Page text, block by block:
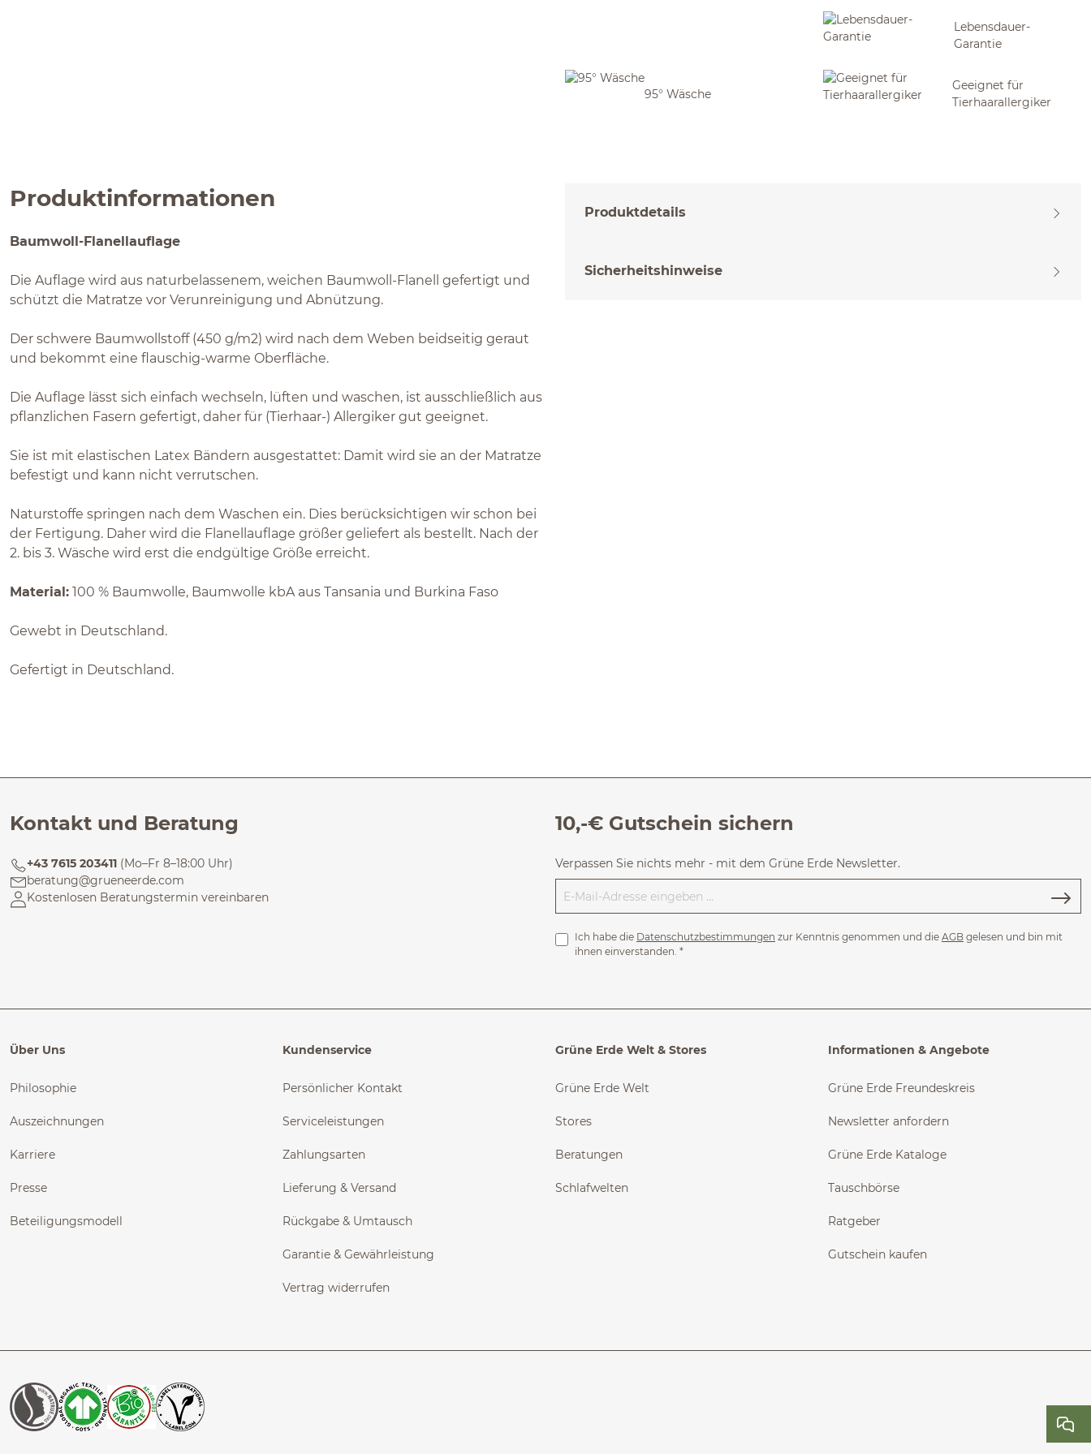
Lebensdauer-
Garantie
95° Wäsche
Geeignet für
Tierhaarallergiker
Produktinformationen
Baumwoll-Flanellauflage
Die Auflage wird aus naturbelassenem, weichen Baumwoll-Flanell gefertigt und
schützt die Matratze vor Verunreinigung und Abnützung.
Der schwere Baumwollstoff (450 g/m2) wird nach dem Weben beidseitig geraut
und bekommt eine flauschig-warme Oberfläche.
Die Auflage lässt sich einfach wechseln, lüften und waschen, ist ausschließlich aus
pflanzlichen Fasern gefertigt, daher für (Tierhaar-) Allergiker gut geeignet.
Sie ist mit elastischen Latex Bändern ausgestattet: Damit wird sie an der Matratze
befestigt und kann nicht verrutschen.
Naturstoffe springen nach dem Waschen ein. Dies berücksichtigen wir schon bei
der Fertigung. Daher wird die Flanellauflage größer geliefert als bestellt. Nach der
2. bis 3. Wäsche wird erst die endgültige Größe erreicht.
Material: 100 % Baumwolle, Baumwolle kbA aus Tansania und Burkina Faso
Gewebt in Deutschland.
Gefertigt in Deutschland.
Produktdetails
Sicherheitshinweise
Kontakt und Beratung
+43 7615 203411 (Mo–Fr 8–18:00 Uhr)
beratung@grueneerde.com
Kostenlosen Beratungstermin vereinbaren
10,-€ Gutschein sichern
Verpassen Sie nichts mehr - mit dem Grüne Erde Newsletter.
Ich habe die Datenschutzbestimmungen zur Kenntnis genommen und die AGB gelesen und bin mit
ihnen einverstanden. *
Über Uns
Philosophie
Auszeichnungen
Karriere
Presse
Beteiligungsmodell
Kundenservice
Persönlicher Kontakt
Serviceleistungen
Zahlungsarten
Lieferung & Versand
Rückgabe & Umtausch
Garantie & Gewährleistung
Vertrag widerrufen
Grüne Erde Welt & Stores
Grüne Erde Welt
Stores
Beratungen
Schlafwelten
Informationen & Angebote
Grüne Erde Freundeskreis
Newsletter anfordern
Grüne Erde Kataloge
Tauschbörse
Ratgeber
Gutschein kaufen